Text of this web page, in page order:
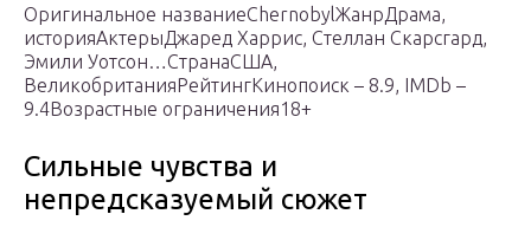
Оригинальное названиеChernobylЖанрДрама,
историяАктерыДжаред Харрис, Стеллан Скарсгард,
Эмили Уотсон…СтранаСША,
ВеликобританияРейтингКинопоиск – 8.9, IMDb –
9.4Возрастные ограничения18+
Сильные чувства и
непредсказуемый сюжет